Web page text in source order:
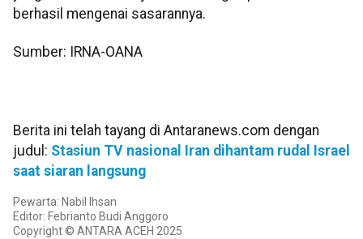
berhasil mengenai sasarannya.
Sumber: IRNA-OANA
Berita ini telah tayang di Antaranews.com dengan
judul: Stasiun TV nasional Iran dihantam rudal Israel
saat siaran langsung
Pewarta: Nabil Ihsan
Editor: Febrianto Budi Anggoro
Copyright © ANTARA ACEH 2025